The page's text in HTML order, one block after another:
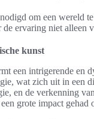
om een wereld
ervaring niet alleen
kunst
een intrigerende en
wat zich uit in een
en de verkenning
grote impact